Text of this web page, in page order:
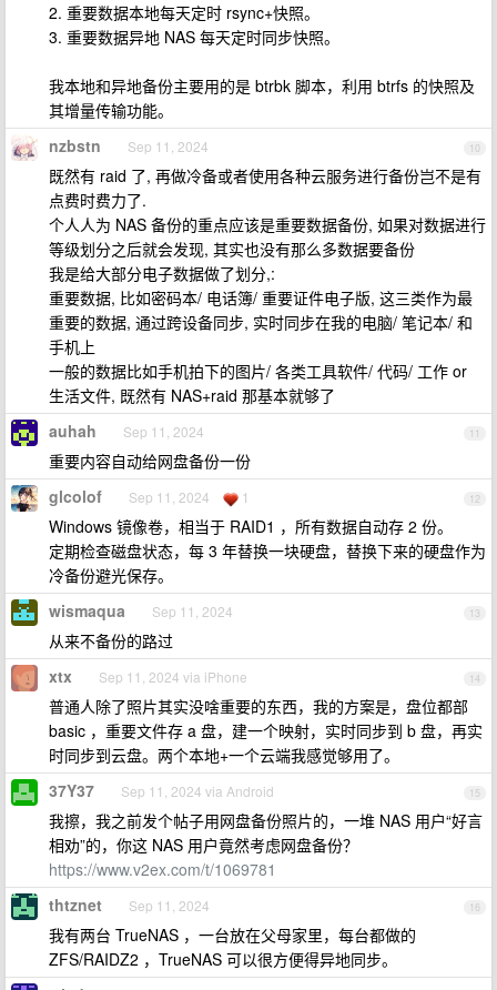
2. 重要数据本地每天定时 rsync+快照。
3. 重要数据异地 NAS 每天定时同步快照。
我本地和异地备份主要用的是 btrbk 脚本，利用 btrfs 的快照及
其增量传输功能。
10
nzbstn Sep 11, 2024
既然有 raid 了, 再做冷备或者使用各种云服务进行备份岂不是有
点费时费力了.
个人人为 NAS 备份的重点应该是重要数据备份, 如果对数据进行
等级划分之后就会发现, 其实也没有那么多数据要备份
我是给大部分电子数据做了划分,:
重要数据, 比如密码本/ 电话簿/ 重要证件电子版, 这三类作为最
重要的数据, 通过跨设备同步, 实时同步在我的电脑/ 笔记本/ 和
手机上
一般的数据比如手机拍下的图片/ 各类工具软件/ 代码/ 工作 or
生活文件, 既然有 NAS+raid 那基本就够了
11
auhah Sep 11, 2024
重要内容自动给网盘备份一份
12
glcolof Sep 11, 2024 1
Windows 镜像卷，相当于 RAID1 ，所有数据自动存 2 份。
定期检查磁盘状态，每 3 年替换一块硬盘，替换下来的硬盘作为
冷备份避光保存。
13
wismaqua Sep 11, 2024
从来不备份的路过
14
xtx Sep 11, 2024 via iPhone
普通人除了照片其实没啥重要的东西，我的方案是，盘位都部
basic ，重要文件存 a 盘，建一个映射，实时同步到 b 盘，再实
时同步到云盘。两个本地+一个云端我感觉够用了。
15
37Y37 Sep 11, 2024 via Android
我擦，我之前发个帖子用网盘备份照片的，一堆 NAS 用户“好言
相劝”的，你这 NAS 用户竟然考虑网盘备份？
https://www.v2ex.com/t/1069781
16
thtznet Sep 11, 2024
我有两台 TrueNAS ，一台放在父母家里，每台都做的
ZFS/RAIDZ2 ，TrueNAS 可以很方便得异地同步。